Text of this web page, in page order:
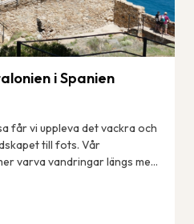
i Spanien
får vi uppleva det vackra och
till fots. Vår
varva vandringar längs med